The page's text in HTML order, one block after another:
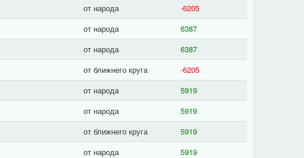
от народа
-6205
от народа
6387
от народа
6387
от ближнего круга
-6205
от народа
5919
от народа
5919
от ближнего круга
5919
от народа
5919